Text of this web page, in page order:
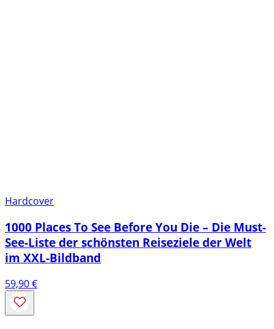
Hardcover
1000 Places To See Before You Die – Die Must-
See-Liste der schönsten Reiseziele der Welt
im XXL-Bildband
59,90€